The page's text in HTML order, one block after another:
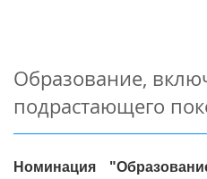
Образование,
подрастающего
Номинация